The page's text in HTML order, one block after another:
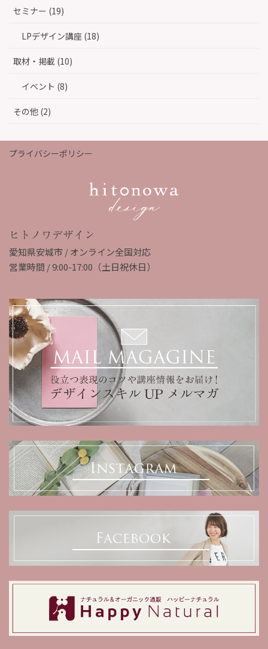
セミナー (19)
LPデザイン講座 (18)
取材・掲載 (10)
イベント (8)
その他 (2)
プライバシーポリシー
ヒトノワデザイン
愛知県安城市 / オンライン全国対応
営業時間 / 9:00-17:00（土日祝休日）